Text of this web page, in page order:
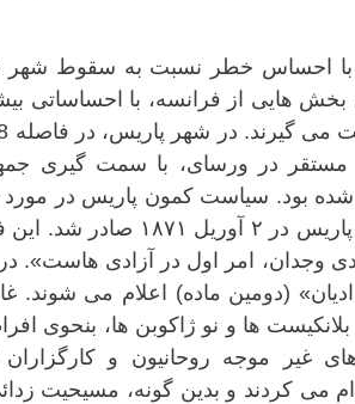
با احساس خطر نسبت به سقوط
بخش هایی از فرانسه، با احساساتی
در ورسای، با سمت گیری
شده بود. سیاست کمون پاریس در مورد
و دولت کمون پاریس
وجدان، امر اول در آزادی هاست».
(دومین ماده) اعلام می شوند.
بلانکیست ها و نو ژاکوبن ها، بنحوی
غیر موجه روحانیون و